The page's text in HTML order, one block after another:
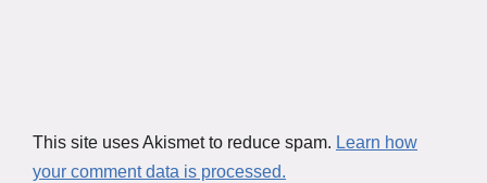
This site uses Akismet to reduce spam. Learn how
your comment data is processed.